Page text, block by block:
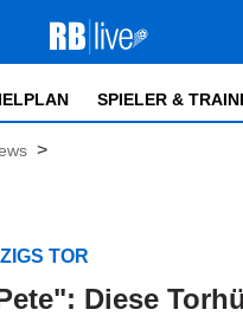
SPIELER &
>
TOR
Diese